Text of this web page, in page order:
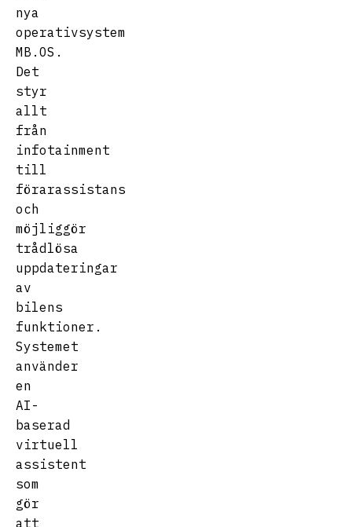
nya
operativsystem
MB.OS.
Det
styr
allt
från
infotainment
till
förarassistans
och
möjliggör
trådlösa
uppdateringar
av
bilens
funktioner.
Systemet
använder
en
AI-
baserad
virtuell
assistent
som
gör
att